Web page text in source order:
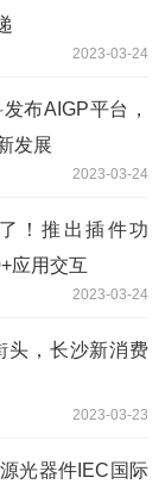
2023-03-24
布AIGP平台，
发展
2023-03-24
！推出插件功
应用交互
2023-03-24
头，长沙新消费
2023-03-23
光器件IEC国际